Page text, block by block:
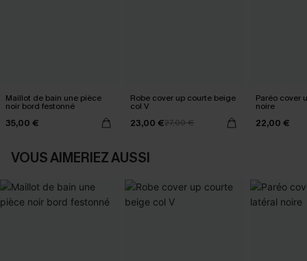
Maillot de bain une pièce
noir bord festonné
35,00 €
Robe cover up courte beige
col V
23,00 €27,00 €
Paréo cover
noire
22,00 €
VOUS AIMERIEZ AUSSI